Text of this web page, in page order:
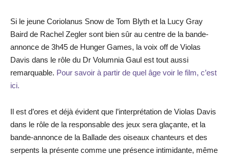
Si le jeune Coriolanus Snow de Tom Blyth et la Lucy Gray
Baird de Rachel Zegler sont bien sûr au centre de la bande-
annonce de 3h45 de Hunger Games, la voix off de Violas
Davis dans le rôle du Dr Volumnia Gaul est tout aussi
remarquable. Pour savoir à partir de quel âge voir le film, c’est
ici.
Il est d’ores et déjà évident que l’interprétation de Violas Davis
dans le rôle de la responsable des jeux sera glaçante, et la
bande-annonce de la Ballade des oiseaux chanteurs et des
serpents la présente comme une présence intimidante, même